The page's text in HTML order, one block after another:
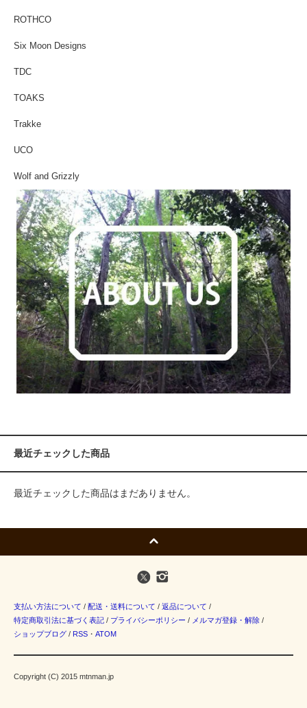
ROTHCO
Six Moon Designs
TDC
TOAKS
Trakke
UCO
Wolf and Grizzly
最近チェックした商品
最近チェックした商品はまだありません。
支払い方法について / 配送・送料について / 返品について /
特定商取引法に基づく表記 / プライバシーポリシー / メルマガ登録・解除 /
ショップブログ / RSS ・ ATOM
Copyright (C) 2015 mtnman.jp